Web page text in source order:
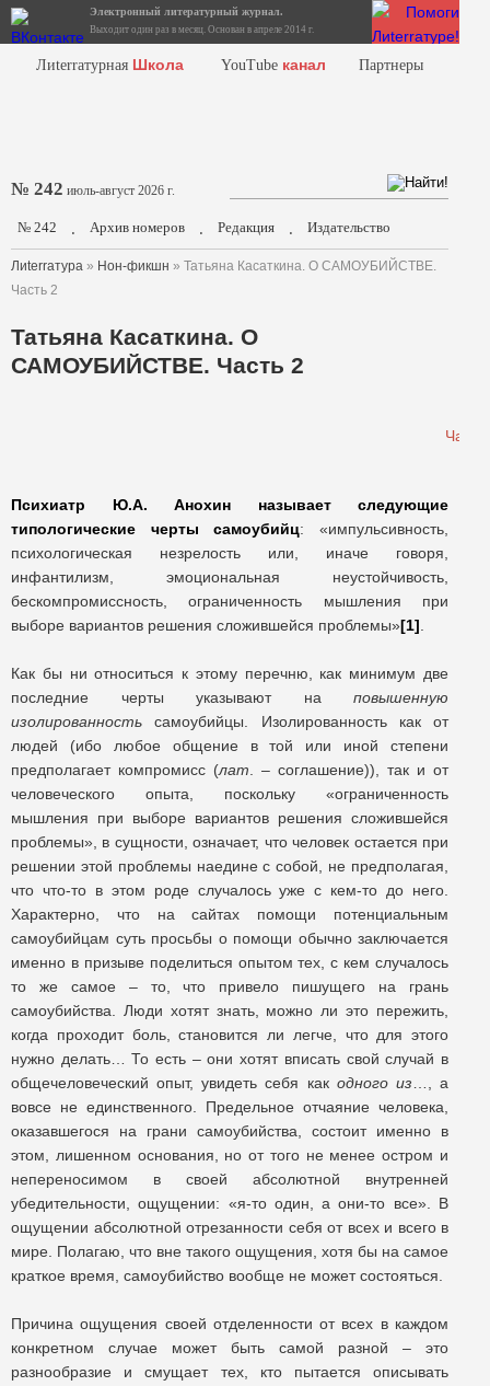
Электронный литературный журнал.
Выходит один раз в месяц. Основан в апреле 2014 г.
Лиterraтурная Школа YouTube канал Партнеры
№ 242 июль-август 2026 г.
№ 242 . Архив номеров . Редакция . Издательство
Лиterraтура » Нон-фикшн » Татьяна Касаткина. О САМОУБИЙСТВЕ.
Часть 2
Татьяна Касаткина. О
САМОУБИЙСТВЕ. Часть 2
Часть
Психиатр Ю.А. Анохин называет следующие
типологические черты самоубийц: «импульсивность,
психологическая незрелость или, иначе говоря,
инфантилизм, эмоциональная неустойчивость,
бескомпромиссность, ограниченность мышления при
выборе вариантов решения сложившейся проблемы»[1]
Как бы ни относиться к этому перечню, как минимум две
последние черты указывают на повышенную
изолированность самоубийцы. Изолированность как от
людей (ибо любое общение в той или иной степени
предполагает компромисс (лат . – соглашение)), так и от
человеческого опыта, поскольку «ограниченность
мышления при выборе вариантов решения сложившейся
проблемы», в сущности, означает, что человек остается при
решении этой проблемы наедине с собой, не предполагая,
что что-то в этом роде случалось уже с кем-то до него.
Характерно, что на сайтах помощи потенциальным
самоубийцам суть просьбы о помощи обычно заключается
именно в призыве поделиться опытом тех, с кем случалось
то же самое – то, что привело пишущего на грань
самоубийства. Люди хотят знать, можно ли это пережить,
когда проходит боль, становится ли легче, что для этого
нужно делать… То есть – они хотят вписать свой случай в
общечеловеческий опыт, увидеть себя как одного из …, а
вовсе не единственного. Предельное отчаяние человека,
оказавшегося на грани самоубийства, состоит именно в
этом, лишенном основания, но от того не менее остром и
непереносимом в своей абсолютной внутренней
убедительности, ощущении: «я-то один, а они-то все». В
ощущении абсолютной отрезанности себя от всех и всего в
мире. Полагаю, что вне такого ощущения, хотя бы на самое
краткое время, самоубийство вообще не может состояться.
Причина ощущения своей отделенности от всех в каждом
конкретном случае может быть самой разной – это
разнообразие и смущает тех, кто пытается описывать